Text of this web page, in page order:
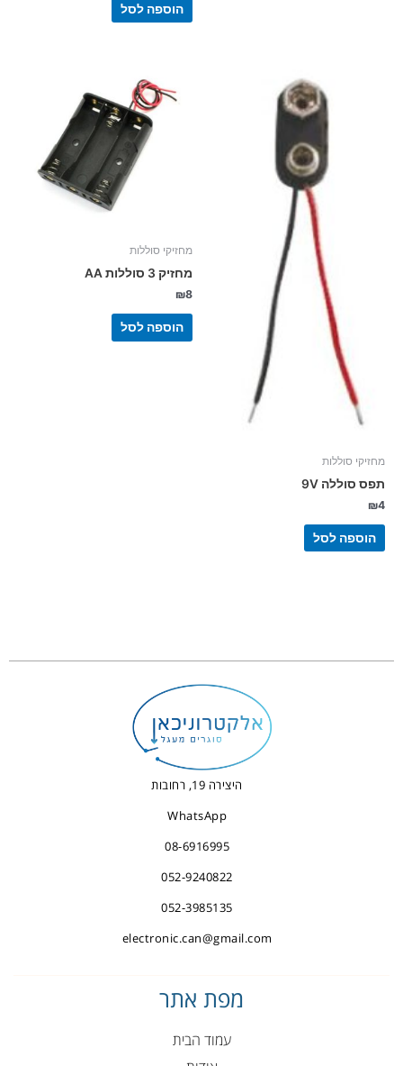
הוספה לסל
מחזיקי סוללות
תפס סוללה 9V
₪4
הוספה לסל
מחזיקי סוללות
מחזיק 3 סוללות AA
₪8
הוספה לסל
היצירה 19, רחובות
WhatsApp
08-6916995
052-9240822
052-3985135
electronic.can@gmail.com
מפת אתר
עמוד הבית